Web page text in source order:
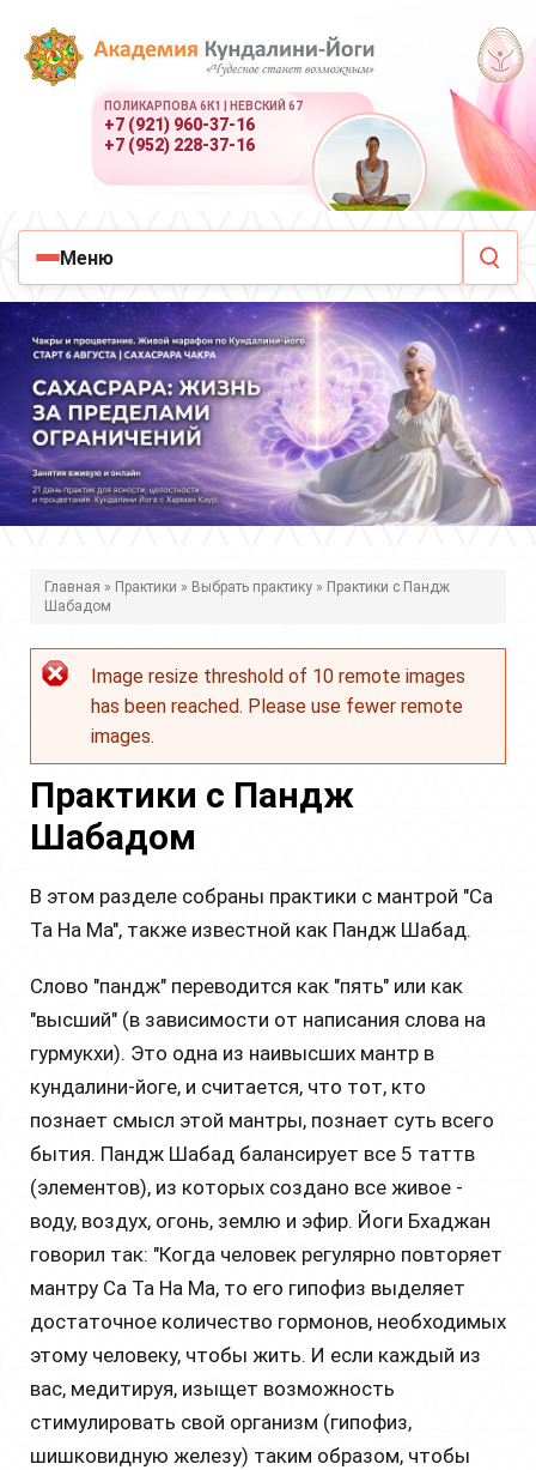
ПОЛИКАРПОВА 6К1 | НЕВСКИЙ 67
+7 (921) 960-37-16
+7 (952) 228-37-16
Меню
с
ь
Главная » Практики » Выбрать практику » Практики с Пандж
Шабадом
Сообщение
ошибке
Image resize threshold of 10 remote images
has been reached. Please use fewer remote
images.
Практики с Пандж
Шабадом
В этом разделе собраны практики с мантрой "Са
Та На Ма", также известной как Пандж Шабад.
Слово "пандж" переводится как "пять" или как
"высший" (в зависимости от написания слова на
гурмукхи). Это одна из наивысших мантр в
кундалини-йоге, и считается, что тот, кто
познает смысл этой мантры, познает суть всего
бытия. Пандж Шабад балансирует все 5 таттв
(элементов), из которых создано все живое -
воду, воздух, огонь, землю и эфир. Йоги Бхаджан
говорил так: "Когда человек регулярно повторяет
мантру Са Та На Ма, то его гипофиз выделяет
достаточное количество гормонов, необходимых
этому человеку, чтобы жить. И если каждый из
вас, медитируя, изыщет возможность
стимулировать свой организм (гипофиз,
шишковидную железу) таким образом, чтобы